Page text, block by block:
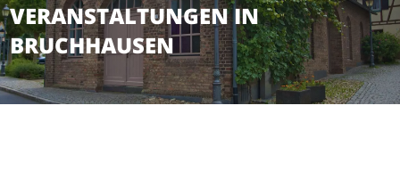
VERANSTALTUNGEN IN
BRUCHHAUSEN